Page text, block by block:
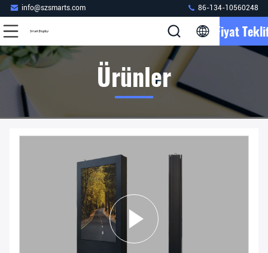
info@szsmarts.com 86-134-10560248
Fiyat
Ürünler